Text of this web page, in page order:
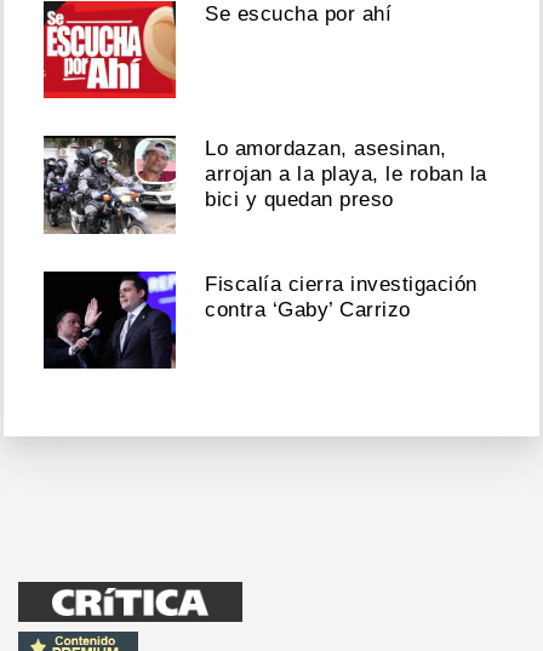
Se escucha por ahí
Lo amordazan, asesinan,
arrojan a la playa, le roban la
bici y quedan preso
Fiscalía cierra investigación
contra ‘Gaby’ Carrizo